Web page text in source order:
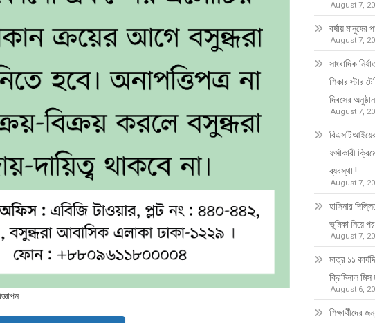
August 7,
বর্ষায় মানুষের
August 7,
সাংবাদিক
শিকার স্টার
দিবসের
August 7,
বিএসটিআইয়ের
ফর্সাকারী
ব্যবস্থা !
August 7,
হাসিনার
ভূমিকা নিয়ে
August 7,
মাত্র ১১
ক্রিমিনাল
August 6,
শিক্ষার্থীদের